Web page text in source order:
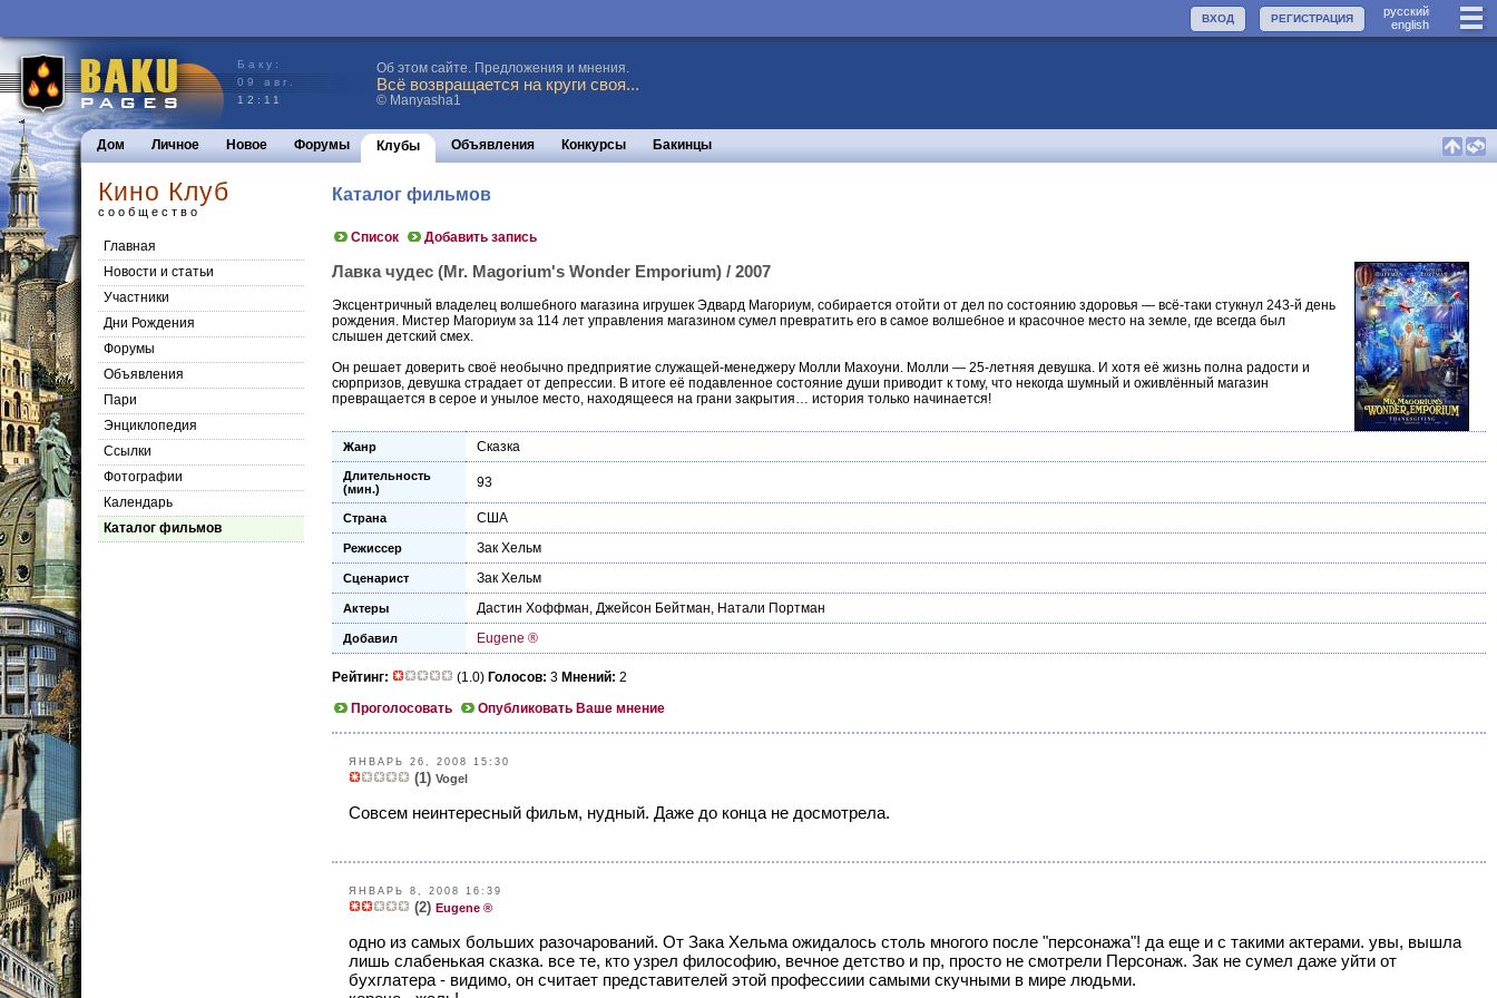
руccкий
english
РЕГИСТРАЦИЯ
ВХОД
Баку:
09 авг.
12:11
Об этом сайте. Предложения и мнения.
Всё возвращается на круги своя...
© Manyasha1
Дом Личное Новое Форумы Клубы Объявления Конкурсы Бакинцы
Кино Клуб
сообщество
Главная
Новости и статьи
Участники
Дни Рождения
Форумы
Объявления
Пари
Энциклопедия
Cсылки
Фотографии
Календарь
Каталог фильмов
Каталог фильмов
Список Добавить запись
Лавка чудес (Mr. Magorium's Wonder Emporium) / 2007
Эксцентричный владелец волшебного магазина игрушек Эдвард Магориум, собирается отойти от дел по состоянию здоровья — всё-таки стукнул 243-й день
рождения. Мистер Магориум за 114 лет управления магазином сумел превратить его в самое волшебное и красочное место на земле, где всегда был
слышен детский смех.
Он решает доверить своё необычно предприятие служащей-менеджеру Молли Махоуни. Молли — 25-летняя девушка. И хотя её жизнь полна радости и
сюрпризов, девушка страдает от депрессии. В итоге её подавленное состояние души приводит к тому, что некогда шумный и оживлённый магазин
превращается в серое и унылое место, находящееся на грани закрытия… история только начинается!
Жанр Сказка
Длительность
(мин.)
93
Страна США
Режиссер Зак Хельм
Сценарист Зак Хельм
Актеры Дастин Хоффман, Джейсон Бейтман, Натали Портман
Добавил Eugene ®
Рейтинг: (1.0) Голосов: 3 Мнений: 2
Проголосовать
Опубликовать Ваше мнение
ЯНВАРЬ 26, 2008 15:30
(1) Vogel
Совсем неинтересный фильм, нудный. Даже до конца не досмотрела.
ЯНВАРЬ 8, 2008 16:39
(2) Eugene ®
одно из самых больших разочарований. От Зака Хельма ожидалось столь многого после "персонажа"! да еще и с такими актерами. увы, вышла
лишь слабенькая сказка. все те, кто узрел философию, вечное детство и пр, просто не смотрели Персонаж. Зак не сумел даже уйти от
бухглатера - видимо, он считает представителей этой профессиии самыми скучными в мире людьми.